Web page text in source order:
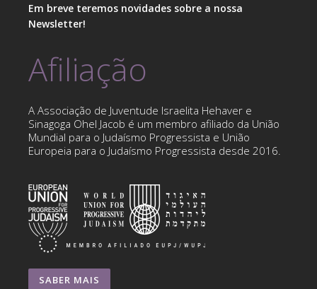
Em breve teremos novidades sobre a nossa
Newsletter!
Afiliação
A Associação de Juventude Israelita Hehaver e
Sinagoga Ohel Jacob é um membro afiliado da União
Mundial para o Judaísmo Progressista e União
Europeia para o Judaísmo Progressista desde 2016.
SABER MAIS